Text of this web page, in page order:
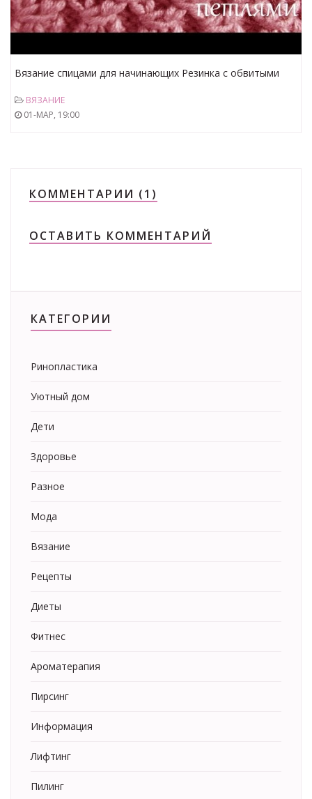
Вязание спицами для начинающих Резинка с обвитыми
ВЯЗАНИЕ
01-МАР, 19:00
КОММЕНТАРИИ (1)
ОСТАВИТЬ КОММЕНТАРИЙ
КАТЕГОРИИ
Ринопластика
Уютный дом
Дети
Здоровье
Разное
Мода
Вязание
Рецепты
Диеты
Фитнес
Ароматерапия
Пирсинг
Информация
Лифтинг
Пилинг